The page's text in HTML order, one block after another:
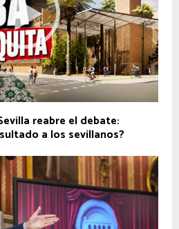
reabre el debate:
a los sevillanos?